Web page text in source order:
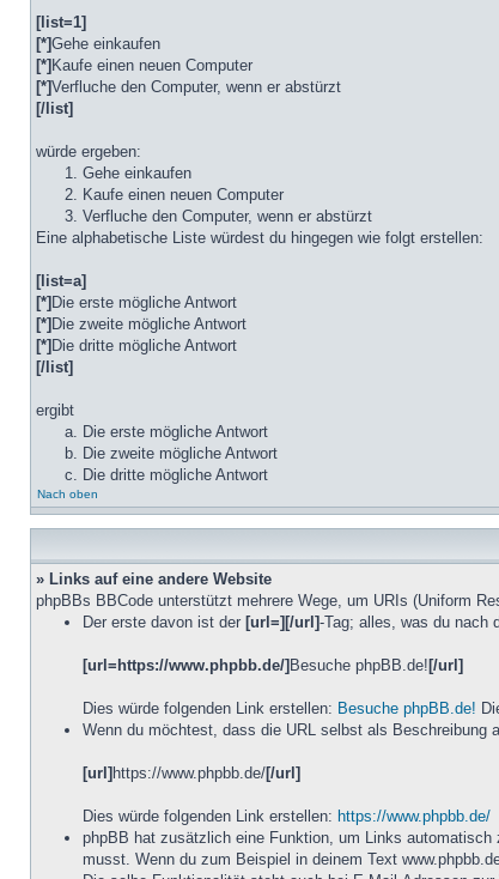
[list=1]
[*]Gehe einkaufen
[*] Kaufe einen neuen Computer
[*]Verfluche den Computer, wenn er abstürzt
[/list]
würde ergeben:
Gehe einkaufen
Kaufe einen neuen Computer
Verfluche den Computer, wenn er abstürzt
Eine alphabetische Liste würdest du hingegen wie folgt erstellen:
[list=a]
[*] Die erste mögliche Antwort
[*] Die zweite mögliche Antwort
[*] Die dritte mögliche Antwort
[/list]
ergibt
Die erste mögliche Antwort
Die zweite mögliche Antwort
Die dritte mögliche Antwort
Nach oben
» Links auf eine andere Website
phpBBs BBCode unterstützt mehrere Wege, um URIs (Uniform
Der erste davon ist der [url=][/url]-Tag; alles, was du nach
[url=https://www.phpbb.de/] Besuche phpBB.de! [/url]
Dies würde folgenden Link erstellen: Besuche phpBB.de!
Wenn du möchtest, dass die URL selbst als Beschreibung
[url] https://www.phpbb.de/[/url]
Dies würde folgenden Link erstellen: https://www.phpbb.de/
phpBB hat zusätzlich eine Funktion, um Links
musst. Wenn du zum Beispiel in deinem Text